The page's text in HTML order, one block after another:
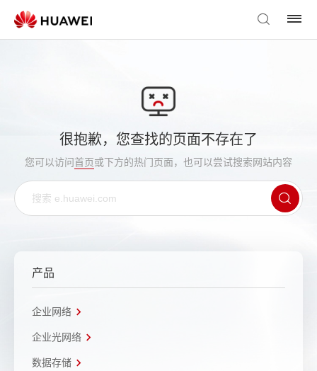
很抱歉，您查找的页面不存在了
您可以访问首页或下方的热门页面，也可以尝试搜索网站内容
产品
企业网络
企业光网络
数据存储